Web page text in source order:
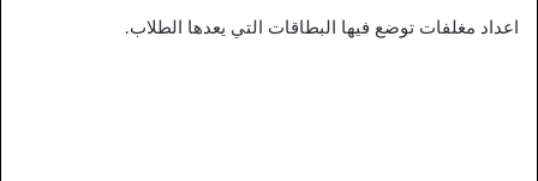
اعداد مغلفات توضع فيها البطاقات التي يعدها الطلاب.